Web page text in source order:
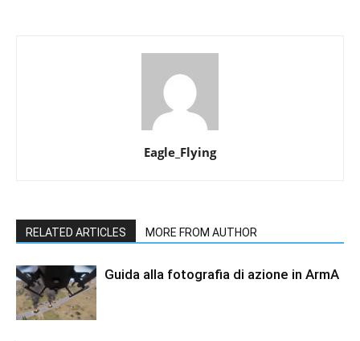
Eagle_Flying
RELATED ARTICLES MORE FROM AUTHOR
Guida alla fotografia di azione in ArmA